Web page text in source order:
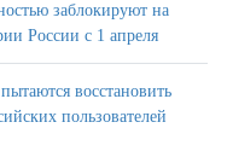
заблокируют на
России с 1 апреля
восстановить
пользователей